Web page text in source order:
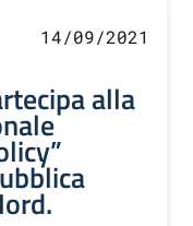
14/09/2021
alla